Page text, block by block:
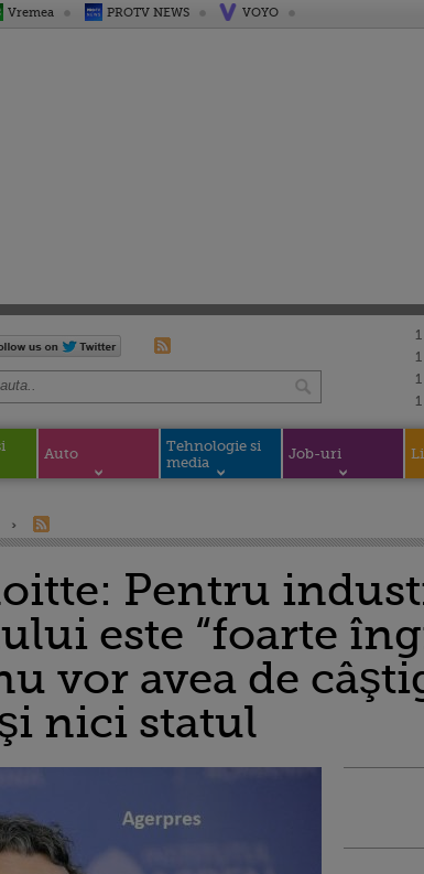
Vremea PROTV NEWS VOYO
Auto
Tehnologie si
media
Job-uri
Pentru
este “foarte
vor avea de
nici statul